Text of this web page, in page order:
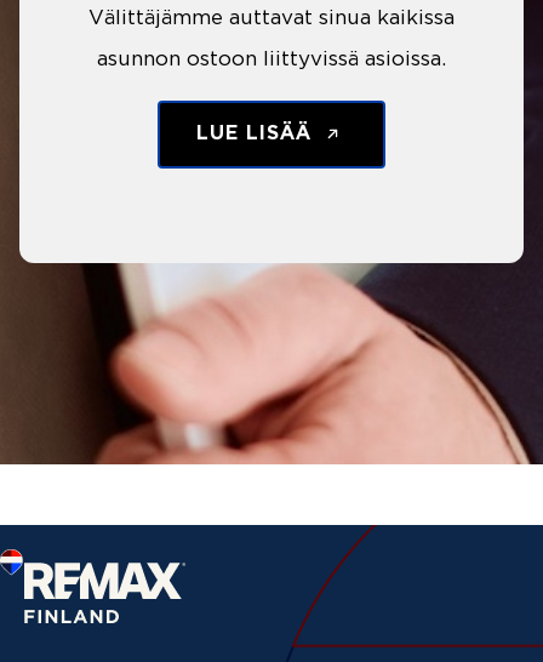
Välittäjämme auttavat sinua kaikissa
asunnon ostoon liittyvissä asioissa.
LUE LISÄÄ